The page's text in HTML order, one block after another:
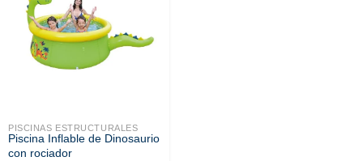
PISCINAS ESTRUCTURALES
Piscina Inflable de Dinosaurio
con rociador